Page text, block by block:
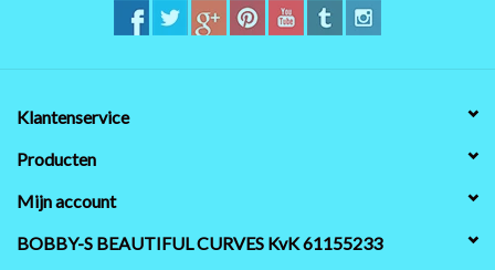
Klantenservice
Producten
Mijn account
BOBBY-S BEAUTIFUL CURVES KvK 61155233